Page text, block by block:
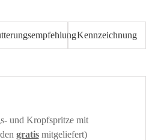
Kennzeichnung
und Kropfspritze mit
gratismitgeliefert)